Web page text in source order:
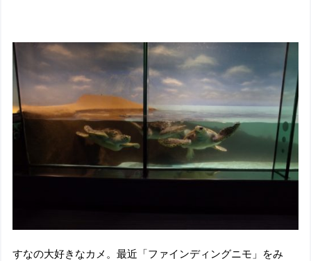
すなの大好きなカメ。最近「ファインディングニモ」をみ